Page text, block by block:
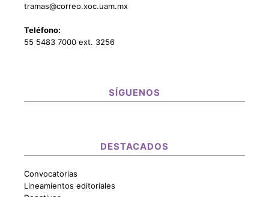
tramas@correo.xoc.uam.mx
Teléfono:
55 5483 7000 ext. 3256
SÍGUENOS
DESTACADOS
Convocatorias
Lineamientos editoriales